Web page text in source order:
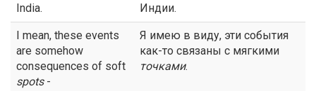
India.
Индии.
I mean, these events
are somehow
consequences of soft
spots-
Я имею в виду, эти события
как-то связаны с мягкими
точками.